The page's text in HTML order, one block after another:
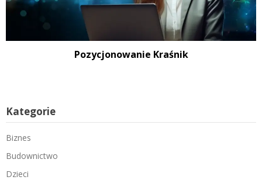
Pozycjonowanie Kraśnik
Kategorie
Biznes
Budownictwo
Dzieci